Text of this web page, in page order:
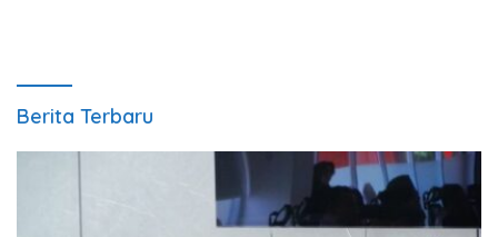
Berita Terbaru